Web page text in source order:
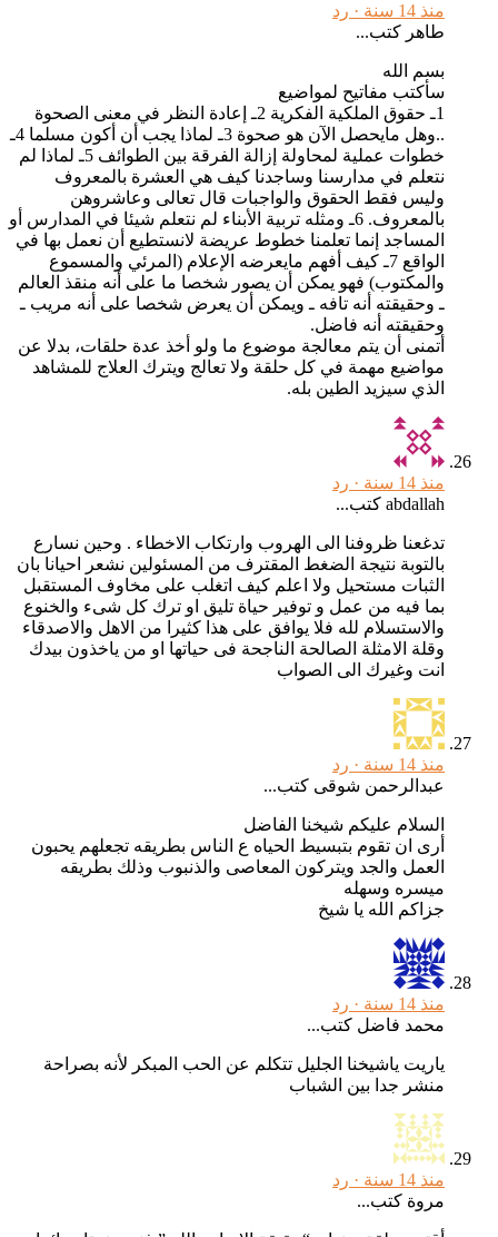
رد
طاهر كتب...
بسم الله
سأكتب مفاتيح لمواضيع
1ـ حقوق الملكية الفكرية 2ـ إعادة النظر في معنى الصحوة
..وهل مايحصل الآن هو صحوة 3ـ لماذا يجب أن أكون مسلما 4ـ
خطوات عملية لمحاولة إزالة الفرقة بين الطوائف 5ـ لماذا لم
نتعلم في مدارسنا وساجدنا كيف هي العشرة بالمعروف
وليس فقط الحقوق والواجبات قال تعالى وعاشروهن
بالمعروف. 6ـ ومثله تربية الأبناء لم نتعلم شيئا في المدارس أو
المساجد إنما تعلمنا خطوط عريضة لانستطيع أن نعمل بها في
الواقع 7ـ كيف أفهم مايعرضه الإعلام (المرئي والمسموع
والمكتوب) فهو يمكن أن يصور شخصا ما على أنه منقذ العالم
ـ وحقيقته أنه تافه ـ ويمكن أن يعرض شخصا على أنه مريب ـ
وحقيقته أنه فاضل.
أتمنى أن يتم معالجة موضوع ما ولو أخذ عدة حلقات، بدلا عن
مواضيع مهمة في كل حلقة ولا تعالج ويترك العلاج للمشاهد
الذي سيزيد الطين بله.
رد
abdallah كتب...
تدغعنا ظروفنا الى الهروب وارتكاب الاخطاء . وحين نسارع
بالتوبة نتيجة الضغط المقترف من المسئولين نشعر احيانا بان
الثبات مستحيل ولا اعلم كيف اتغلب على مخاوف المستقبل
بما فيه من عمل و توفير حياة تليق او ترك كل شىء والخنوع
والاستسلام لله فلا يوافق على هذا كثيرا من الاهل والاصدقاء
وقلة الامثلة الصالحة الناجحة فى حياتها او من ياخذون بيدك
انت وغيرك الى الصواب
رد
عبدالرحمن شوقى كتب...
السلام عليكم شيخنا الفاضل
أرى ان تقوم بتبسيط الحياه ع الناس بطريقه تجعلهم يحبون
العمل والجد ويتركون المعاصى والذنبوب وذلك بطريقه
ميسره وسهله
جزاكم الله يا شيخ
رد
محمد فاضل كتب...
ياريت ياشيخنا الجليل تتكلم عن الحب المبكر لأنه بصراحة
منشر جدا بين الشباب
رد
مروة كتب...